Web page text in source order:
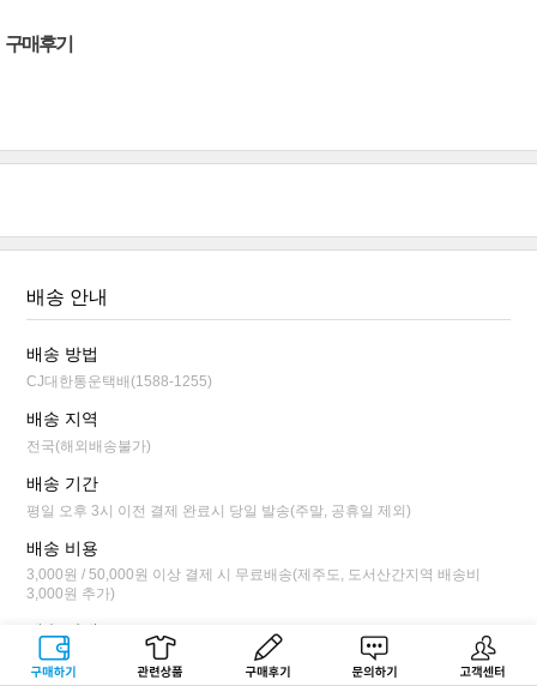
구매하기 관련상품 상품후기 문의하기 고객센터
구매후기
배송 안내
배송 방법
CJ대한통운택배(1588-1255)
배송 지역
전국(해외배송불가)
배송 기간
평일 오후 3시 이전 결제 완료시 당일 발송(주말, 공휴일 제외)
배송 비용
3,000원 / 50,000원 이상 결제 시 무료배송(제주도, 도서산간지역 배송비
3,000원 추가)
배송 안내
평일 오후 3시 이전 결제 완료시 당일 발송됩니다.